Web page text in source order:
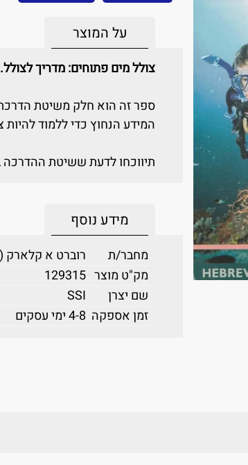
על המוצר
צולל מים פתוחים: מדריך לצולל.
ספר זה הוא חלק משיטת
המידע הנחוץ כדי ללמוד להיות
תיווכחו לדעת ששיטת
מידע נוסף
מחבר/ת
רוברט א קלארק
מק"ט מוצר 129315
שם יצרן
SSI
זמן אספקה 4-8 ימי עסקים